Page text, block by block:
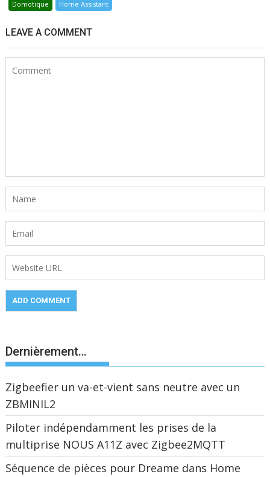
Domotique Home Assistant
LEAVE A COMMENT
Dernièrement…
Zigbeefier un va-et-vient sans neutre avec un
ZBMINIL2
Piloter indépendamment les prises de la
multiprise NOUS A11Z avec Zigbee2MQTT
Séquence de pièces pour Dreame dans Home